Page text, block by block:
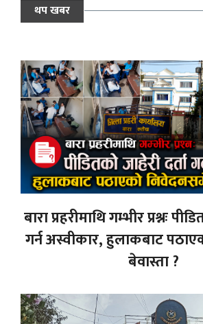
थप खबर
बारा प्रहरीमाथि गम्भीर प्रश्नः
गर्न अस्वीकार, हुलाकबाट
बेवास्ता ?